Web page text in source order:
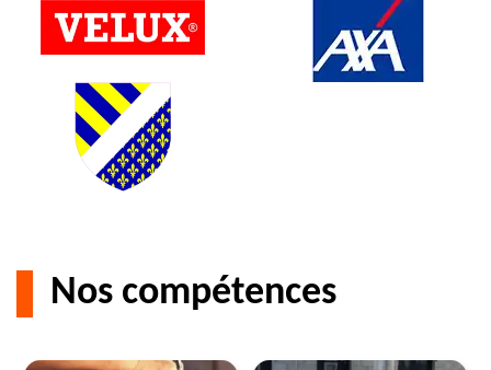
Nos compétences